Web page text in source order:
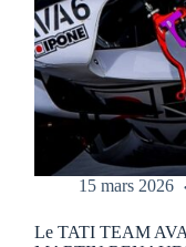
15 mars 2026
Le TATI TEAM